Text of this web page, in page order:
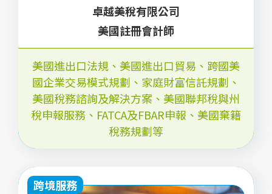
卓越美稅有限公司
美國註冊會計師
美國進出口法規、美國進出口貿易、跨國美
國企業交易模式規劃、家庭財富信託規劃、
美國稅務諮詢及解決方案、美國聯邦稅與州
稅申報服務、FATCA及FBAR申報、美國棄籍
稅務規劃等
跨境服務